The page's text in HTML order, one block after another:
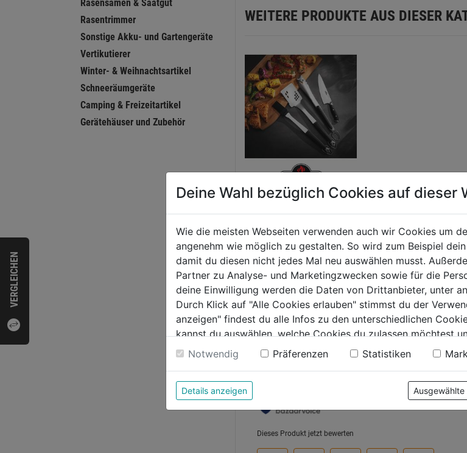
VERGLEICHEN
Rasensamen & Saatgut
Rasentrimmer
Sonstige Akku- und Gartengeräte
Vertikutierer
Winter- & Weihnachtsartikel
Schneeräumgeräte
Camping & Freizeitartikel
Gerätehäuser und Zubehör
WEITERE PRODUKTE AUS DIESER
Grillbesteck-Set
4teilig Napoleon
President’s Limited
0.0 (0)
0.0
von
5
Sternen.
94,99€
Bewertung
Deine Wahl bezüglich Cookies auf dieser
Wie die meisten Webseiten verwenden auch wir Cookies um
angenehm wie möglich zu gestalten. So wird zum Beispiel
damit du diesen nicht jedes Mal neu auswählen musst.
Partner zu Analyse- und Marketingzwecken sowie für die
deine Einwilligung werden die Daten von Drittanbieter, unter
Durch Klick auf "Alle Cookies erlauben" stimmst du der
anzeigen" findest du alle Infos zu den unterschiedlichen
kannst du auswählen, welche Cookies du zulassen möchtest
Weitere Informationen findest du in unserer
Notwendig Präferenzen Statistiken
Details anzeigen Ausgewählte